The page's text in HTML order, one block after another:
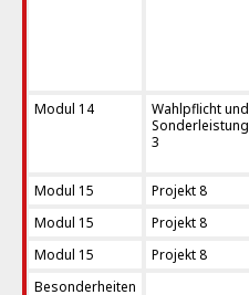
Modul 14
Wahlpflicht und
Sonderleistung
3
Modul 15
Projekt 8
Modul 15
Projekt 8
Modul 15
Projekt 8
Besonderheiten